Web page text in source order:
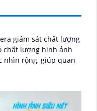
giám sát chất lượng
nhìn rộng, giúp quan